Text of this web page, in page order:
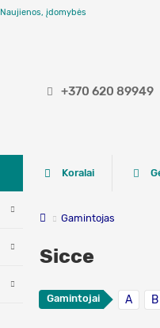
Naujienos, įdomybės
+370 620 89949
Koralai
Gamintojas
Sicce
Gamintojai A B